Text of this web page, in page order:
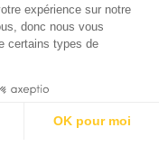
Français